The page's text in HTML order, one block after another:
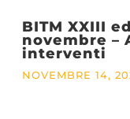
BITM XXIII
novembre –
interventi
NOVEMBRE 14,